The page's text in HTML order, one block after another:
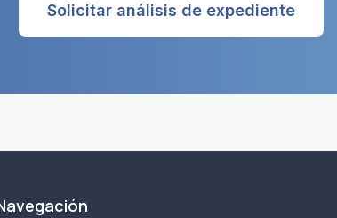
Solicitar análisis de expediente